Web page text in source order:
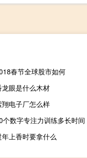
春节全球股市如何
龙眼是什么木材
翔电子厂怎么样
个数字专注力训练多长时间
年上香时要拿什么